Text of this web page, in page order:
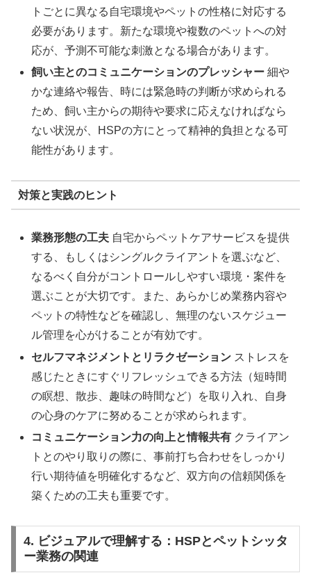
トごとに異なる自宅環境やペットの性格に対応する
必要があります。新たな環境や複数のペットへの対
応が、予測不可能な刺激となる場合があります。
飼い主とのコミュニケーションのプレッシャー 細や
かな連絡や報告、時には緊急時の判断が求められる
ため、飼い主からの期待や要求に応えなければなら
ない状況が、HSPの方にとって精神的負担となる可
能性があります。
対策と実践のヒント
業務形態の工夫 自宅からペットケアサービスを提供
する、もしくはシングルクライアントを選ぶなど、
なるべく自分がコントロールしやすい環境・案件を
選ぶことが大切です。また、あらかじめ業務内容や
ペットの特性などを確認し、無理のないスケジュー
ル管理を心がけることが有効です。
セルフマネジメントとリラクゼーション ストレスを
感じたときにすぐリフレッシュできる方法（短時間
の瞑想、散歩、趣味の時間など）を取り入れ、自身
の心身のケアに努めることが求められます。
コミュニケーション力の向上と情報共有 クライアン
トとのやり取りの際に、事前打ち合わせをしっかり
行い期待値を明確化するなど、双方向の信頼関係を
築くための工夫も重要です。
4. ビジュアルで理解する：HSPとペットシッタ
ー業務の関連